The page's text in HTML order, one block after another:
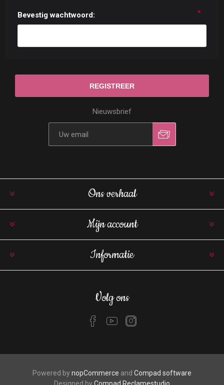
Bevestig wachtwoord: *
Nieuwsbrief
Ons verhaal
Mijn account
Informatie
Volg ons
Powered bynopCommerce and Compad software